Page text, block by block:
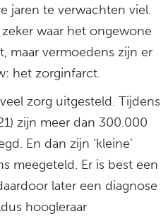
jaren te verwachten viel.
waar het ongewone
maar vermoedens zijn er
het zorginfarct.
zorg uitgesteld. Tijdens
zijn meer dan 300.000
En dan zijn ‘kleine’
meegeteld. Er is best een
later een diagnose
hoogleraar